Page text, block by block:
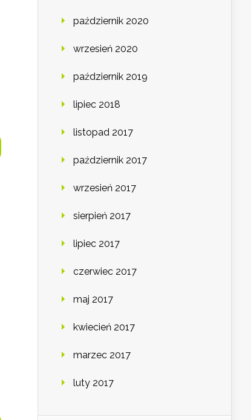
październik 2020
wrzesień 2020
październik 2019
lipiec 2018
listopad 2017
październik 2017
wrzesień 2017
sierpień 2017
lipiec 2017
czerwiec 2017
maj 2017
kwiecień 2017
marzec 2017
luty 2017